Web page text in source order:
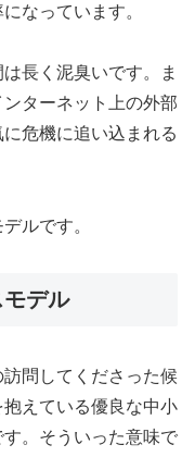
なっています。
長く泥臭いです。ま
ターネット上の外部
危機に追い込まれる
ルです。
デル
問してくださった候
えている優良な中小
。そういった意味で